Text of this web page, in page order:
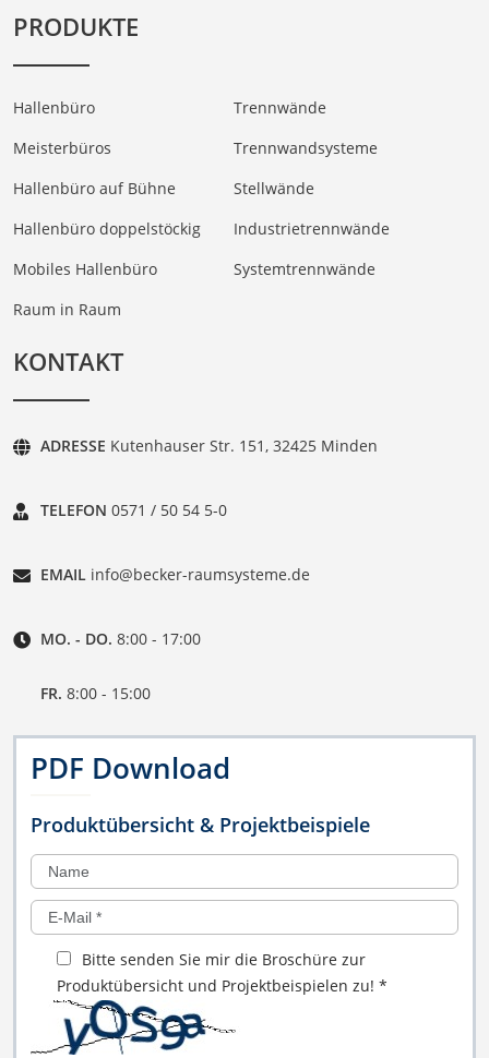
PRODUKTE
Hallenbüro
Meisterbüros
Hallenbüro auf Bühne
Hallenbüro doppelstöckig
Mobiles Hallenbüro
Raum in Raum
Trennwände
Trennwandsysteme
Stellwände
Industrietrennwände
Systemtrennwände
KONTAKT
ADRESSE Kutenhauser Str. 151, 32425 Minden
TELEFON 0571 / 50 54 5-0
EMAIL info@becker-raumsysteme.de
MO. - DO. 8:00 - 17:00
FR. 8:00 - 15:00
PDF Download
Produktübersicht & Projektbeispiele
Bitte senden Sie mir die Broschüre zur
Produktübersicht und Projektbeispielen zu! *